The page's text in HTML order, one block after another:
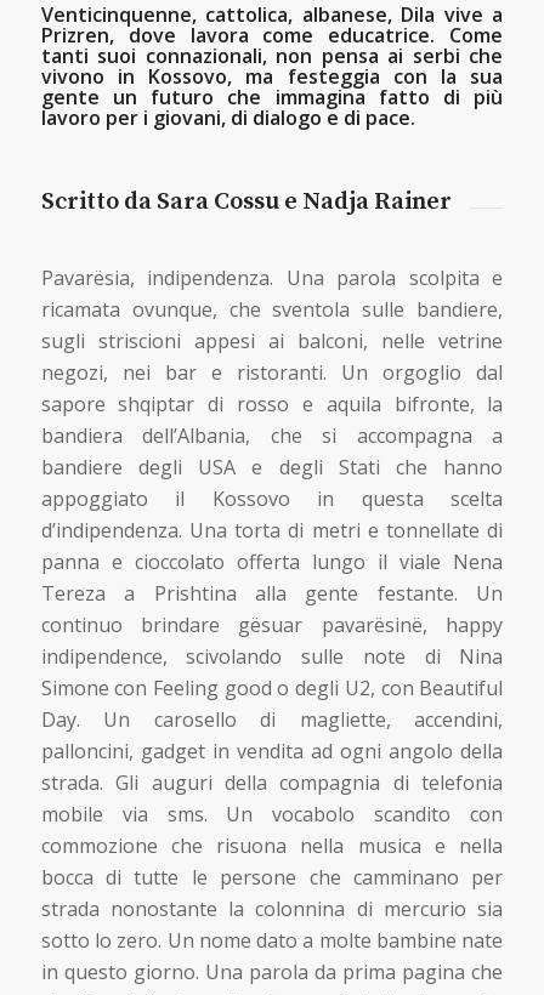
Venticinquenne, cattolica, albanese, Dila vive a
Prizren, dove lavora come educatrice. Come
tanti suoi connazionali, non pensa ai serbi che
vivono in Kossovo, ma festeggia con la sua
gente un futuro che immagina fatto di più
lavoro per i giovani, di dialogo e di pace.
Scritto da Sara Cossu e Nadja Rainer
Pavarësia, indipendenza. Una parola scolpita e
ricamata ovunque, che sventola sulle bandiere,
sugli striscioni appesi ai balconi, nelle vetrine
negozi, nei bar e ristoranti. Un orgoglio dal
sapore shqiptar di rosso e aquila bifronte, la
bandiera dell’Albania, che si accompagna a
bandiere degli USA e degli Stati che hanno
appoggiato il Kossovo in questa scelta
d’indipendenza. Una torta di metri e tonnellate di
panna e cioccolato offerta lungo il viale Nena
Tereza a Prishtina alla gente festante. Un
continuo brindare gësuar pavarësinë, happy
indipendence, scivolando sulle note di Nina
Simone con Feeling good o degli U2, con Beautiful
Day. Un carosello di magliette, accendini,
palloncini, gadget in vendita ad ogni angolo della
strada. Gli auguri della compagnia di telefonia
mobile via sms. Un vocabolo scandito con
commozione che risuona nella musica e nella
bocca di tutte le persone che camminano per
strada nonostante la colonnina di mercurio sia
sotto lo zero. Un nome dato a molte bambine nate
in questo giorno. Una parola da prima pagina che